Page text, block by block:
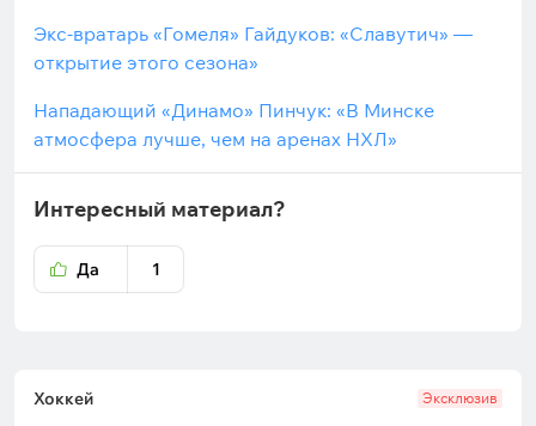
Экс-вратарь «Гомеля» Гайдуков: «Славутич» —
открытие этого сезона»
Нападающий «Динамо» Пинчук: «В Минске
атмосфера лучше, чем на аренах НХЛ»
Интересный материал?
Да 1
Хоккей Эксклюзив